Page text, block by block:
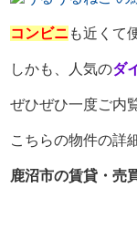
コンビニ も近くて
しかも、人気のダ
ぜひぜひ一度ご内
こちらの物件の詳
鹿沼市の賃貸・売